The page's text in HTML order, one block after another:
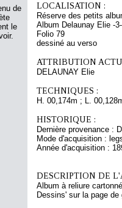
de
le
LOCALISATION :
Réserve des petits
Album Delaunay Elie -3-
Folio 79
dessiné au verso
ATTRIBUTION
DELAUNAY Elie
TECHNIQUES :
H. 00,174m ; L.
HISTORIQUE :
Dernière provenance :
Mode d'acquisition :
Année d'acquisition :
DESCRIPTION DE
Album à reliure
Dessins' sur la page